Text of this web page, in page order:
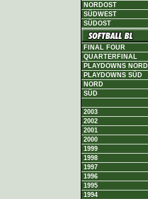
NORDOST
SÜDWEST
SÜDOST
FINAL FOUR
QUARTERFINAL
PLAYDOWNS NORD
PLAYDOWNS SÜD
NORD
SÜD
2003
2002
2001
2000
1999
1998
1997
1996
1995
1994